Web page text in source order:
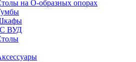
на О-образных опорах
ВУД